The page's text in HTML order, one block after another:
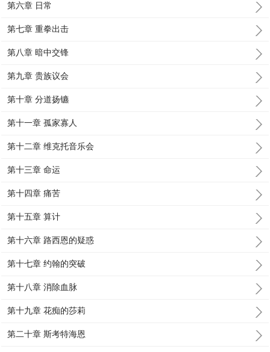
第六章 日常
第七章 重拳出击
第八章 暗中交锋
第九章 贵族议会
第十章 分道扬镳
第十一章 孤家寡人
第十二章 维克托音乐会
第十三章 命运
第十四章 痛苦
第十五章 算计
第十六章 路西恩的疑惑
第十七章 约翰的突破
第十八章 消除血脉
第十九章 花痴的莎莉
第二十章 斯考特海恩